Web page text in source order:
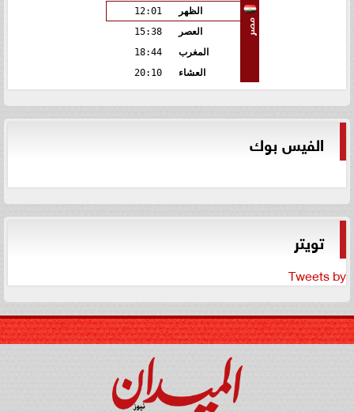
مصر
الظهر
12:01
العصر
15:38
المغرب
18:44
العشاء
20:10
الفيس بوك
تويتر
Tweets by